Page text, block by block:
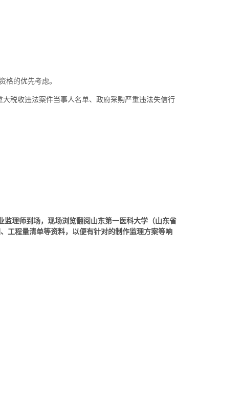
格的优先考虑。
大税收违法案件当事人名单、政府采购严重违法失信行
监理师到场，现场浏览翻阅山东第一医科大学（山东省
工程量清单等资料，以便有针对的制作监理方案等响